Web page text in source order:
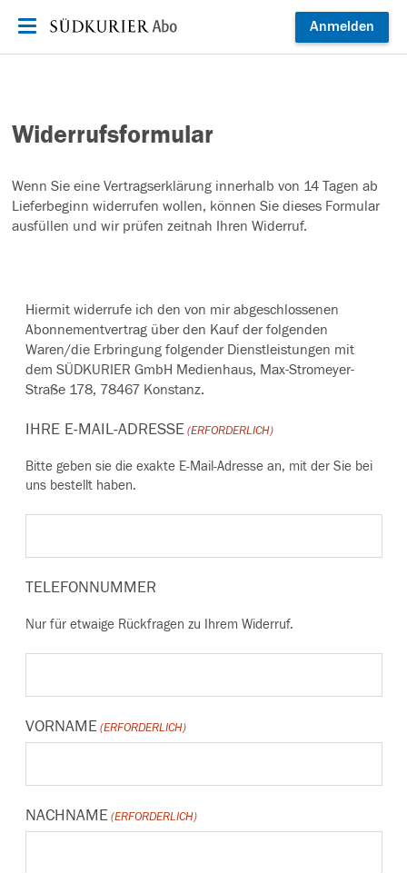
Anmelden
Widerrufsformular
Wenn Sie eine Vertragserklärung innerhalb von 14 Tagen ab
Lieferbeginn widerrufen wollen, können Sie dieses Formular
ausfüllen und wir prüfen zeitnah Ihren Widerruf.
Hiermit widerrufe ich den von mir abgeschlossenen
Abonnementvertrag über den Kauf der folgenden
Waren/die Erbringung folgender Dienstleistungen mit
dem SÜDKURIER GmbH Medienhaus, Max-Stromeyer-
Straße 178, 78467 Konstanz.
IHRE E-MAIL-ADRESSE (ERFORDERLICH)
Bitte geben sie die exakte E-Mail-Adresse an, mit der Sie bei
uns bestellt haben.
TELEFONNUMMER
Nur für etwaige Rückfragen zu Ihrem Widerruf.
VORNAME (ERFORDERLICH)
NACHNAME (ERFORDERLICH)